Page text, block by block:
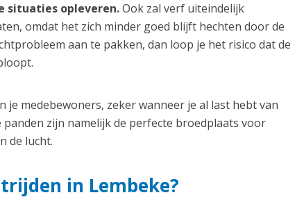
situaties opleveren.Ook zal verf uiteindelijk
omdat het zich minder goed blijft hechten door de
aan te pakken, dan loop je het risico dat de
medebewoners, zeker wanneer je al last hebt van
zijn namelijk de perfecte broedplaats voor
de lucht.
in Lembeke?